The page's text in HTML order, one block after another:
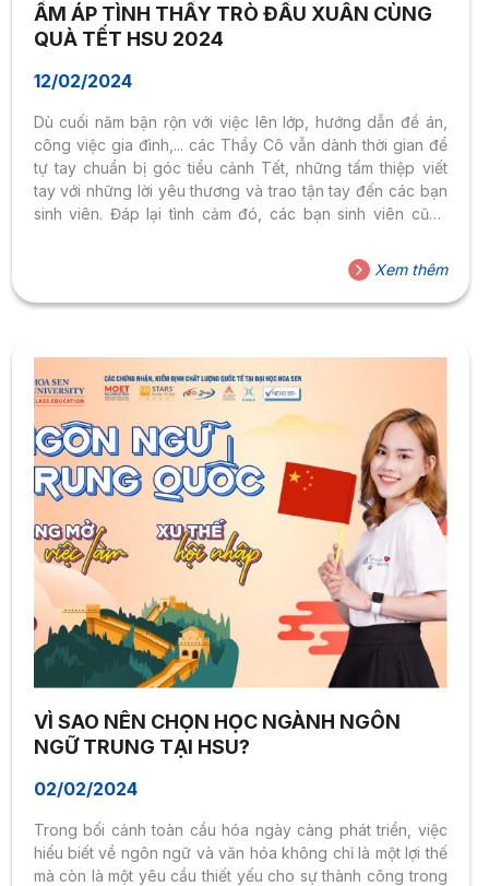
ẤM ÁP TÌNH THẦY TRÒ ĐẦU XUÂN CÙNG
QUÀ TẾT HSU 2024
12/02/2024
Dù cuối năm bận rộn với việc lên lớp, hướng dẫn đề án,
công việc gia đình,... các Thầy Cô vẫn dành thời gian để
tự tay chuẩn bị góc tiểu cảnh Tết, những tấm thiệp viết
tay với những lời yêu thương và trao tận tay đến các bạn
sinh viên. Đáp lại tình cảm đó, các bạn sinh viên cũng
Xem thêm
VÌ SAO NÊN CHỌN HỌC NGÀNH NGÔN
NGỮ TRUNG TẠI HSU?
02/02/2024
Trong bối cảnh toàn cầu hóa ngày càng phát triển, việc
hiểu biết về ngôn ngữ và văn hóa không chỉ là một lợi thế
mà còn là một yêu cầu thiết yếu cho sự thành công trong